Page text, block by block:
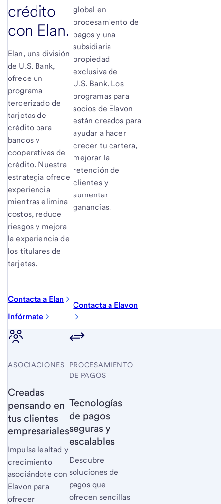
crédito
con Elan.
Elan, una división
de U.S. Bank,
ofrece un
programa
tercerizado de
tarjetas de
crédito para
bancos y
cooperativas de
crédito. Nuestra
estrategia ofrece
experiencia
mientras elimina
costos, reduce
riesgos y mejora
la experiencia de
los titulares de
tarjetas.
Contacta a Elan
Infórmate
global en
procesamiento de
pagos y una
subsidiaria
propiedad
exclusiva de
U.S. Bank. Los
programas para
socios de Elavon
están creados para
ayudar a hacer
crecer tu cartera,
mejorar la
retención de
clientes y
aumentar
ganancias.
Contacta a Elavon
ASOCIACIONES
Creadas
pensando en
tus clientes
empresariales
Impulsa lealtad y
crecimiento
asociándote con
Elavon para
ofrecer
PROCESAMIENTO
DE PAGOS
Tecnologías
de pagos
seguras y
escalables
Descubre
soluciones de
pagos que
ofrecen sencillas